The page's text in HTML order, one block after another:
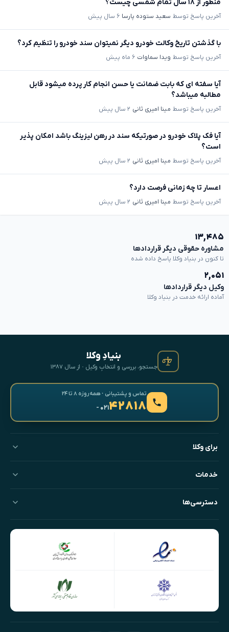
منظور از ۱۸ سال تمام شمسی چیست؟
آخرین پاسخ توسط سعید ستوده پارسا ۶ سال پیش
با گذشتن تاریخ وکالت خودرو دیگر نمیتوان سند خودرو را تنظیم کرد؟
آخرین پاسخ توسط ویدا سماوات ۶ ماه پیش
آیا سفته ای که بابت ضمانت یا حسن انجام کار پرده میشود قابل
مطالبه میباشد؟
آخرین پاسخ توسط مینا امیری ثانی ۲ سال پیش
آیا فک پلاک خودرو در صورتیکه سند در رهن لیزینگ باشد امکان پذیر
است؟
آخرین پاسخ توسط مینا امیری ثانی ۲ سال پیش
اعسار تا چه زمانی فرصت دارد؟
آخرین پاسخ توسط مینا امیری ثانی ۲ سال پیش
۱۳,۴۸۵
مشاوره حقوقی دیگر قراردادها
تا کنون در بنیاد وکلا پاسخ داده شده
۲,۰۵۱
وکیل دیگر قراردادها
آماده ارائه خدمت در بنیاد وکلا
بنیادِ وکلا
جستجو، بررسی و انتخابِ وکیل · از سال ۱۳۸۷
تماس و پشتیبانی · همه‌روزه ۸ تا ۲۴
۴۲۸۱۸- ۰۲۱
برای وکلا
خدمات
دسترسی‌ها